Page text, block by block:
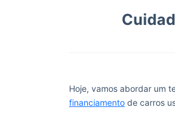
Hoje, vamos abordar um
financiamento de carros